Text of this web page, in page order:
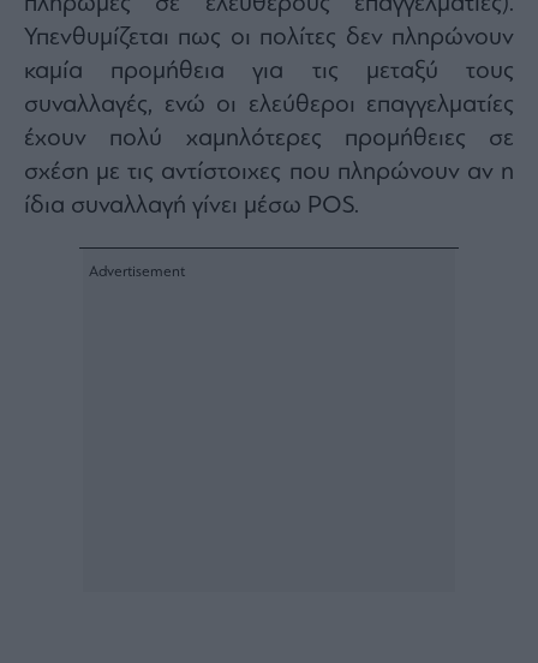
Υπενθυμίζεται πως οι πολίτες δεν πληρώνουν
καμία προμήθεια για τις μεταξύ τους
συναλλαγές, ενώ οι ελεύθεροι επαγγελματίες
έχουν πολύ χαμηλότερες προμήθειες σε
σχέση με τις αντίστοιχες που πληρώνουν αν η
ίδια συναλλαγή γίνει μέσω POS.